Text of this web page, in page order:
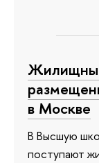
в Москве
В Высшую
поступают